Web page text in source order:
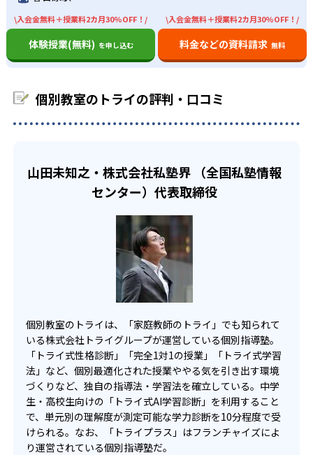
ども専用の学習カリキュラムを作成。教育プランナーは地
元の受験情報や学校事情にも精通しているので、その子に
最適な学習内容を提示してくれる。
専用カリキュラムによって現状と目標の差が明確になり、
る。これによって、勉強目標達成まで最短距離の学習が実
画を立てることが重要。しかし勉強計画の立て方を知らな
い子どもも多く、無理なスケジュールになったり途中で挫
折してしまったりしがちになる。
個別教室のトライでは、AI学力診断によって客観的に苦手
科目を判定できる。それを基に指導実績豊富な教育プラン
べきかをカリキュラムで可視化してくれるので、超効率的
デメリットについては特に見当たらない。
- 女子学院中学校 -
筑波大学付属中学校 - 武蔵中学校 -
慶應義塾普通部 - 早稲田中学校
西大和学園中学校 -
洛南高等学校附属中学校 -
-
神戸女学院中学部 -
六甲学院中学校 - 須磨学園中学校
東海中学校 - 南山中学校女子部 -
滝中学校 - 愛知中学校 -
海陽中学校 古屋中学校 -
金城学院中学校 -
\入会金無料＋授業料2カ月30%OFF！/
体験授業(無料) を申し込む
\入会金無料＋授業料2カ月30%OFF！/
料金などの資料請求 無料
個別教室のトライの評判・口コミ
山田未知之・株式会社私塾界 （全国私塾情報
センター）代表取締役
個別教室のトライは、「家庭教師のトライ」でも知られて
いる株式会社トライグループが運営している個別指導塾。
「トライ式性格診断」「完全1対1の授業」「トライ式学習
法」など、個別最適化された授業ややる気を引き出す環境
づくりなど、独自の指導法・学習法を確立している。中学
生・高校生向けの「トライ式AI学習診断」を利用すること
で、単元別の理解度が測定可能な学力診断を10分程度で受
けられる。なお、「トライプラス」はフランチャイズによ
り運営されている個別指導塾だ。